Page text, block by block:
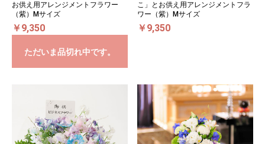
お供え用アレンジメントフラワー
（紫）Mサイズ
￥9,350
ただいま品切れ中です。
こ」とお供え用アレンジメントフラ
ワー（紫）Mサイズ
￥9,350